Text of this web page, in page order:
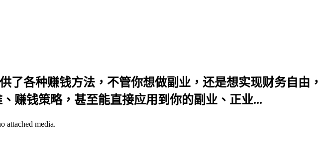
了各种赚钱方法，不管你想做副业，还是想实现财务自由，
赚钱策略，甚至能直接应用到你的副业、正业...
attached media.